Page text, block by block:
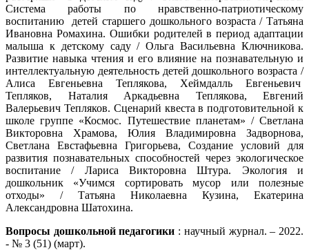
Система работы по нравственно-патриотическому
воспитанию детей старшего дошкольного возраста / Татьяна
Ивановна Ромахина. Ошибки родителей в период адаптации
малыша к детскому саду / Ольга Васильевна Ключникова.
Развитие навыка чтения и его влияние на познавательную и
интеллектуальную деятельность детей дошкольного возраста /
Алиса Евгеньевна Теплякова, Хеймдалль Евгеньевич
Тепляков, Наталия Аркадьевна Теплякова, Евгений
Валерьевич Тепляков. Сценарий квеста в подготовительной к
школе группе «Космос. Путешествие планетам» / Светлана
Викторовна Храмова, Юлия Владимировна Задворнова,
Светлана Евстафьевна Григорьева, Создание условий для
развития познавательных способностей через экологическое
воспитание / Лариса Викторовна Штура. Экология и
дошкольник «Учимся сортировать мусор или полезные
отходы» / Татьяна Николаевна Кузина, Екатерина
Александровна Шатохина.
Вопросы дошкольной педагогики : научный журнал. – 2022.
- № 3 (51) (март).